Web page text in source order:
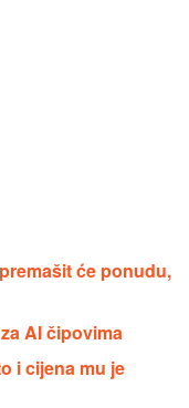
će ponudu,
AI čipovima
i cijena mu je